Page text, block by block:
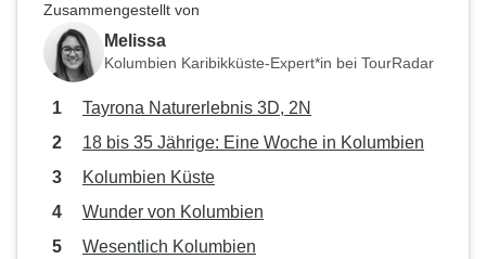
Zusammengestellt von
Melissa
Kolumbien Karibikküste-Expert*in bei TourRadar
Tayrona Naturerlebnis 3D, 2N
18 bis 35 Jährige: Eine Woche in Kolumbien
Kolumbien Küste
Wunder von Kolumbien
Wesentlich Kolumbien